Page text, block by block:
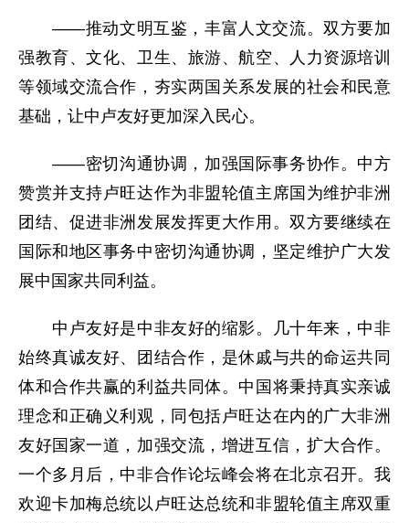
——推动文明互鉴，丰富人文交流。双方要加
强教育、文化、卫生、旅游、航空、人力资源培训
等领域交流合作，夯实两国关系发展的社会和民意
基础，让中卢友好更加深入民心。
——密切沟通协调，加强国际事务协作。中方
赞赏并支持卢旺达作为非盟轮值主席国为维护非洲
团结、促进非洲发展发挥更大作用。双方要继续在
国际和地区事务中密切沟通协调，坚定维护广大发
展中国家共同利益。
中卢友好是中非友好的缩影。几十年来，中非
始终真诚友好、团结合作，是休戚与共的命运共同
体和合作共赢的利益共同体。中国将秉持真实亲诚
理念和正确义利观，同包括卢旺达在内的广大非洲
友好国家一道，加强交流，增进互信，扩大合作。
一个多月后，中非合作论坛峰会将在北京召开。我
欢迎卡加梅总统以卢旺达总统和非盟轮值主席双重